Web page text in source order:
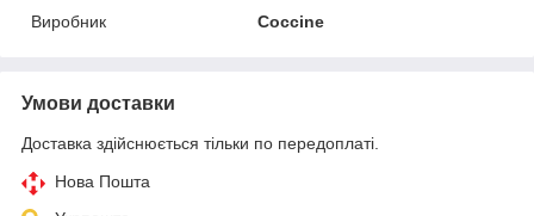
Виробник
Coccine
Умови доставки
Доставка здійснюється тільки по передоплаті.
Нова Пошта